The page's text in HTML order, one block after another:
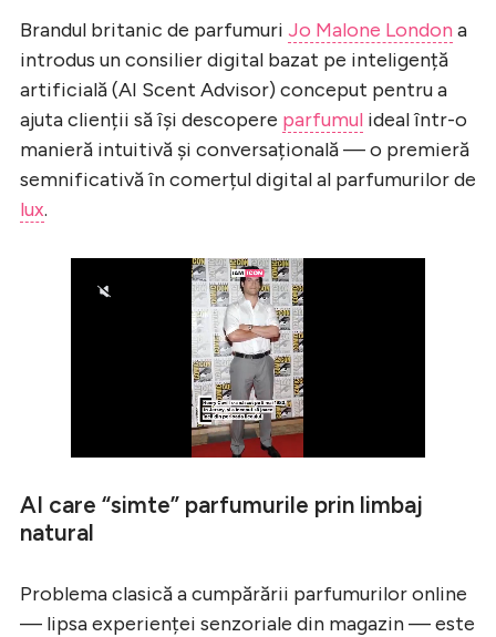
Brandul britanic de parfumuri Jo Malone London a
introdus un consilier digital bazat pe inteligență
artificială (AI Scent Advisor) conceput pentru a
ajuta clienții să își descopere parfumul ideal într-o
manieră intuitivă și conversațională — o premieră
semnificativă în comerțul digital al parfumurilor de
lux.
AI care “simte” parfumurile prin limbaj
natural
Problema clasică a cumpărării parfumurilor online
— lipsa experienței senzoriale din magazin — este